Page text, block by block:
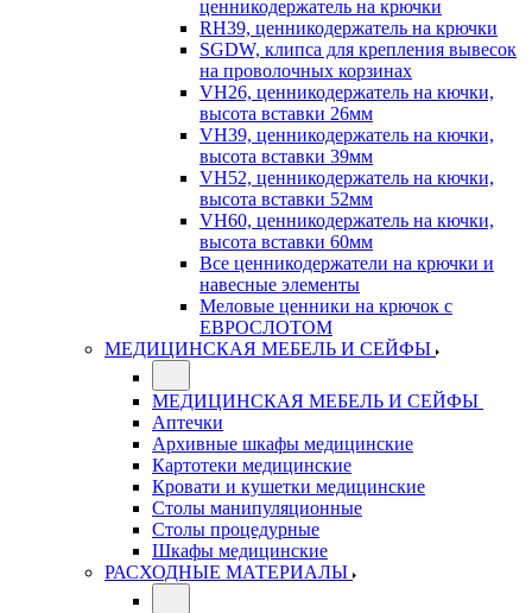
ценникодержатель на крючки
RH39, ценникодержатель на крючки
SGDW, клипса для крепления вывесок
на проволочных корзинах
VH26, ценникодержатель на кючки,
высота вставки 26мм
VH39, ценникодержатель на кючки,
высота вставки 39мм
VH52, ценникодержатель на кючки,
высота вставки 52мм
VH60, ценникодержатель на кючки,
высота вставки 60мм
Все ценникодержатели на крючки и
навесные элементы
Меловые ценники на крючок с
ЕВРОСЛОТОМ
МЕДИЦИНСКАЯ МЕБЕЛЬ И СЕЙФЫ
МЕДИЦИНСКАЯ МЕБЕЛЬ И СЕЙФЫ
Аптечки
Архивные шкафы медицинские
Картотеки медицинские
Кровати и кушетки медицинские
Столы манипуляционные
Столы процедурные
Шкафы медицинские
РАСХОДНЫЕ МАТЕРИАЛЫ